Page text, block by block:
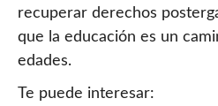
recuperar derechos
que la educación es un
edades.
Te puede interesar: